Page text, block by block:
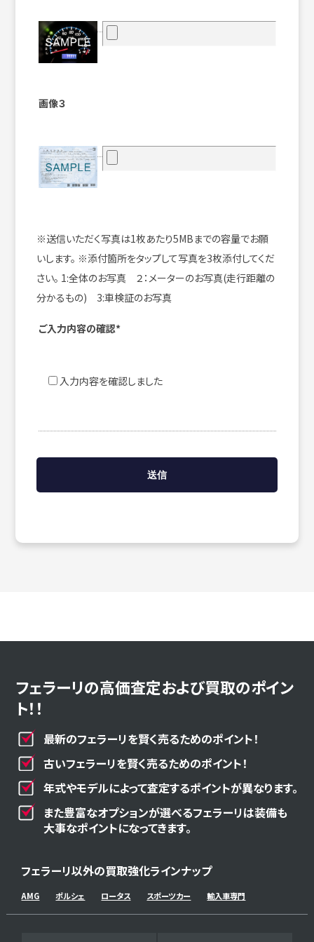
画像３
※送信いただく写真は1枚あたり5MBまでの容量でお願
いします。 ※添付箇所をタップして写真を3枚添付してくだ
さい。 1:全体のお写真 ２：メーターのお写真(走行距離の
分かるもの) 3:車検証のお写真
ご入力内容の確認*
入力内容を確認しました
フェラーリの高価査定および買取のポイン
ト！！
最新のフェラーリを賢く売るためのポイント！
古いフェラーリを賢く売るためのポイント！
年式やモデルによって査定するポイントが異なります。
また豊富なオプションが選べるフェラーリは装備も
大事なポイントになってきます。
フェラーリ以外の買取強化ラインナップ
AMG ポルシェ ロータス スポーツカー 輸入車専門